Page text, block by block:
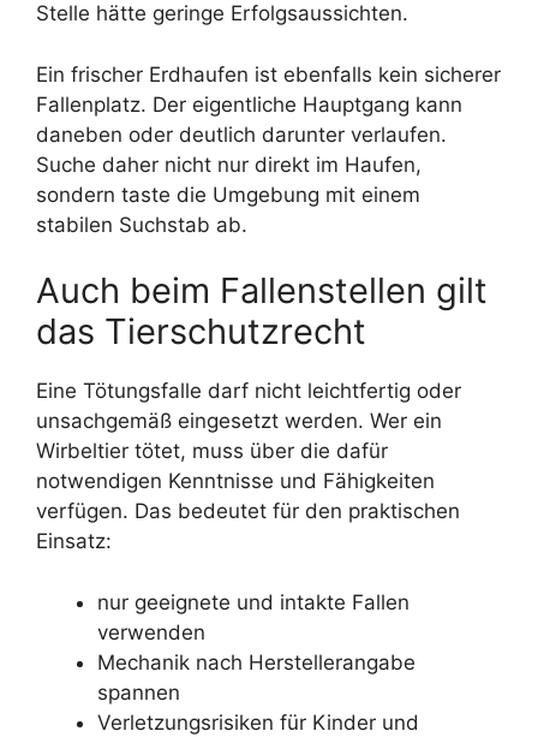
Stelle hätte geringe Erfolgsaussichten.
Ein frischer Erdhaufen ist ebenfalls kein sicherer
Fallenplatz. Der eigentliche Hauptgang kann
daneben oder deutlich darunter verlaufen.
Suche daher nicht nur direkt im Haufen,
sondern taste die Umgebung mit einem
stabilen Suchstab ab.
Auch beim Fallenstellen gilt
das Tierschutzrecht
Eine Tötungsfalle darf nicht leichtfertig oder
unsachgemäß eingesetzt werden. Wer ein
Wirbeltier tötet, muss über die dafür
notwendigen Kenntnisse und Fähigkeiten
verfügen. Das bedeutet für den praktischen
Einsatz:
nur geeignete und intakte Fallen
verwenden
Mechanik nach Herstellerangabe
spannen
Verletzungsrisiken für Kinder und